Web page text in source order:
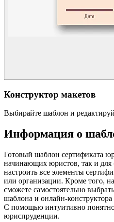
Конструктор макетов
Выбирайте шаблон и
Информация о
Готовый шаблон сертификата
начинающих юристов, так и для
настроить все элементы
или организации. Кроме того,
сможете самостоятельно
шаблона и онлайн-
С помощью интуитивно
юриспруденции.